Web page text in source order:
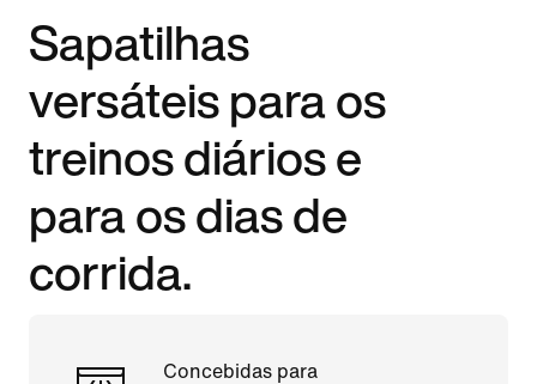
Sapatilhas
versáteis para os
treinos diários e
para os dias de
corrida.
Concebidas para